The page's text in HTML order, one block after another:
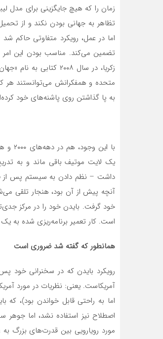
تظاهر به جهانی بودن نکند و از
اما در عمل، رویکرد متفاوتی حاکم
تضمین می‌کند. مناسب بودن این امر
زکریا، در سال ۲۰۰۸
متحده و همفکرانش می‌توانستند هر
به پا گذاشتن روی پاشنه‌های خود
یک لایت موتیف باقی ماند و به
داشت – نظم دادن به سیستم پس از
آنچه پیش از آن بود، هنجار تلقی
خود گرفت. بایدن خود را در مرکز
است. کار تعمیر برنامه‌ریزی شده
همانطور که گفته شد ضروری است
رویکرد بایدن که در سخنرانی خود
آمریکاست. یعنی: نظریات در مورد
اما به راحتی قابل خواندن بود)، که
اصطلاح نیز استفاده نشد، اما
مورد رویارویی بین قدرت‌های بزرگ